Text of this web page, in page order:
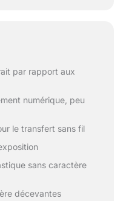
par rapport aux
numérique, peu
le transfert sans fil
sans caractère
décevantes